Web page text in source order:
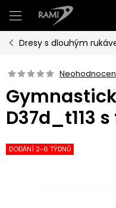
na
obsah
Dresy s dlouhým
D37d_t113
DODÁNÍ 2-6 TÝDNŮ